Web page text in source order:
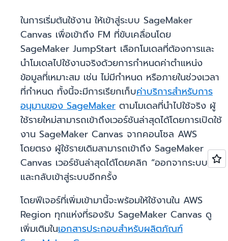
ในการเริ่มต้นใช้งาน ให้เข้าสู่ระบบ SageMaker
Canvas เพื่อเข้าถึง FM ที่ขับเคลื่อนโดย
SageMaker JumpStart เลือกโมเดลที่ต้องการและ
นำโมเดลไปใช้งานจริงด้วยการกำหนดค่าตำแหน่ง
ข้อมูลที่เหมาะสม เช่น ไม่มีกำหนด หรือภายในช่วงเวลา
ที่กำหนด ทั้งนี้จะมีการเรียกเก็บค่าบริการสำหรับการ
อนุมานของ SageMaker ตามโมเดลที่นำไปใช้จริง ผู้
ใช้รายใหม่สามารถเข้าถึงเวอร์ชันล่าสุดได้โดยการเปิดใช้
งาน SageMaker Canvas จากคอนโซล AWS
โดยตรง ผู้ใช้รายเดิมสามารถเข้าถึง SageMaker
Canvas เวอร์ชันล่าสุดได้โดยคลิก “ออกจากระบบ”
และกลับเข้าสู่ระบบอีกครั้ง
โดยฟีเจอร์ที่เพิ่มเข้ามานี้จะพร้อมให้ใช้งานใน AWS
Region ทุกแห่งที่รองรับ SageMaker Canvas ดู
เพิ่มเติมในเอกสารประกอบสำหรับผลิตภัณฑ์